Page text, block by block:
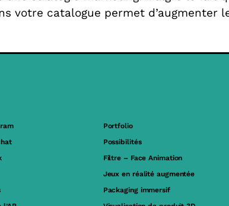
votre catalogue permet d’augmenter
Portfolio
Possibilités
Filtre – Face Animation
Jeux en réalité augmentée
Packaging immersif